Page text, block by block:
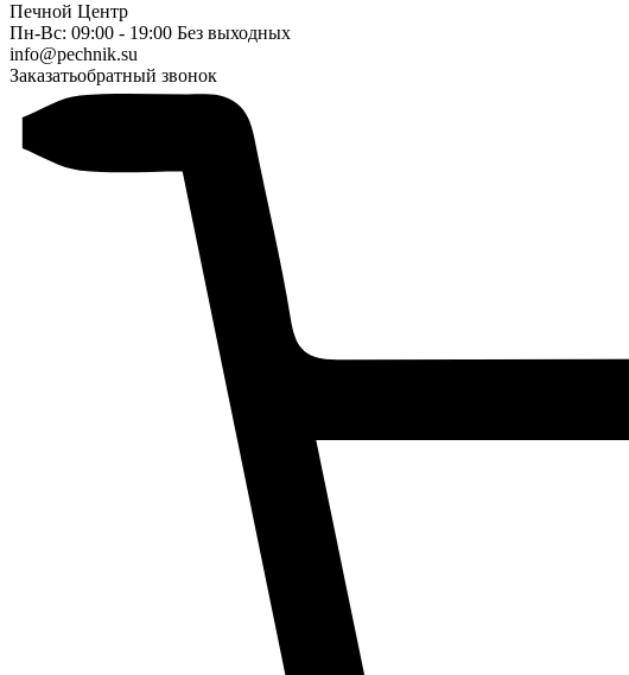
Печной Центр
Пн-Вс: 09:00 - 19:00 Без выходных
info@pechnik.su
Заказатьобратный звонок